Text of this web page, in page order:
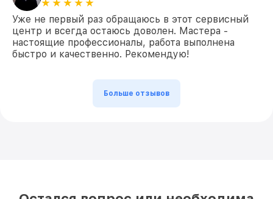
Уже не первый раз обращаюсь в этот сервисный
центр и всегда остаюсь доволен. Мастера -
настоящие профессионалы, работа выполнена
быстро и качественно. Рекомендую!
Больше отзывов